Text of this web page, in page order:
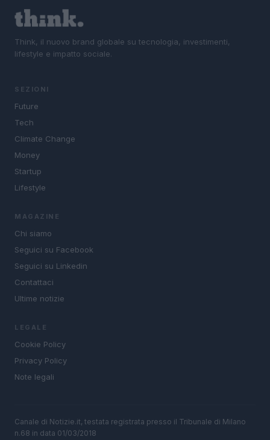
Think, il nuovo brand globale su tecnologia, investimenti,
lifestyle e impatto sociale.
SEZIONI
Future
Tech
Climate Change
Money
Startup
Lifestyle
MAGAZINE
Chi siamo
Seguici su Facebook
Seguici su Linkedin
Contattaci
Ultime notizie
LEGALE
Cookie Policy
Privacy Policy
Note legali
Canale di Notizie.it, testata registrata presso il Tribunale di Milano
n.68 in data 01/03/2018